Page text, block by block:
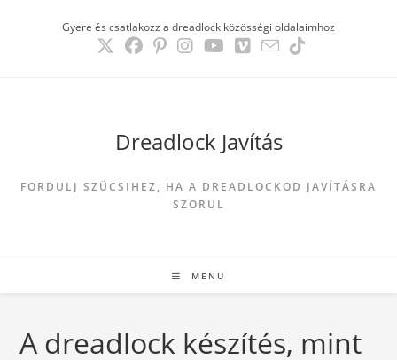
Gyere és csatlakozz a dreadlock közösségi oldalaimhoz
Dreadlock Javítás
FORDULJ SZÜCSIHEZ, HA A DREADLOCKOD JAVÍTÁSRA
SZORUL
MENU
A dreadlock készítés, mint